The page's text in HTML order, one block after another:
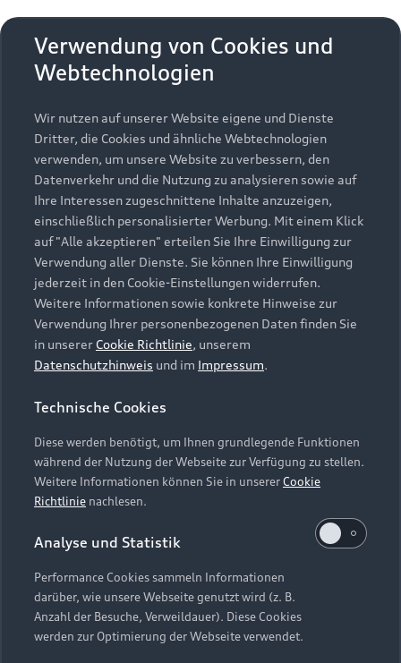
Zurück nach oben
Modelle
Alle Modelle
Modelle vergleichen
Elektromodelle
Plug-in-Hybride
Kaufen & leasen
Neuwagensuche
Gebrauchtwagensuche
Gebrauchtwagen
Finanzierung
Aktionen & Angebote
Geschäftskunden
Service & Zubehör
Saisonale Angebote
Audi Services
Garantie
Audi digital services
myAudi
Support
Kundenservice
Händlersuche
Audi Code
Online-Terminvereinbarung
Servicekontakt
Vertrag widerrufen
Über Audi
Unternehmen
Karriere
Investor Relations
Presse & Media Center
Datenschutz
Audi erleben
Newsletter
Impressum Rechtliches
Hinweisgebersystem
Datenschutzinformation
Cookie-Einstellungen
Cookie-Richtlinie
Barrierefreiheit
Hinweis: Die aktuelle Darstellung und Anordnung der
Embleme am Fahrzeug bei allen Abbildungen auf dieser
Webseite kann abweichen.
Verwendung von Cookies und
Webtechnologien
Wir nutzen auf unserer Website eigene und Dienste
Dritter, die Cookies und ähnliche Webtechnologien
verwenden, um unsere Website zu verbessern, den
Datenverkehr und die Nutzung zu analysieren sowie auf
Ihre Interessen zugeschnittene Inhalte anzuzeigen,
einschließlich personalisierter Werbung. Mit einem Klick
auf "Alle akzeptieren" erteilen Sie Ihre Einwilligung zur
Verwendung aller Dienste. Sie können Ihre Einwilligung
jederzeit in den Cookie-Einstellungen widerrufen.
Weitere Informationen sowie konkrete Hinweise zur
Verwendung Ihrer personenbezogenen Daten finden Sie
in unserer Cookie Richtlinie, unserem
Datenschutzhinweis und im Impressum.
Technische Cookies
Diese werden benötigt, um Ihnen grundlegende Funktionen
während der Nutzung der Webseite zur Verfügung zu stellen.
Weitere Informationen können Sie in unsererCookie
Richtlinie nachlesen.
Analyse und Statistik
Performance Cookies sammeln Informationen
darüber, wie unsere Webseite genutzt wird (z. B.
Anzahl der Besuche, Verweildauer). Diese Cookies
werden zur Optimierung der Webseite verwendet.